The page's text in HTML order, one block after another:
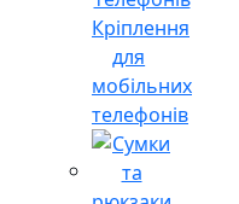
Кріплення
для
мобільних
телефонів